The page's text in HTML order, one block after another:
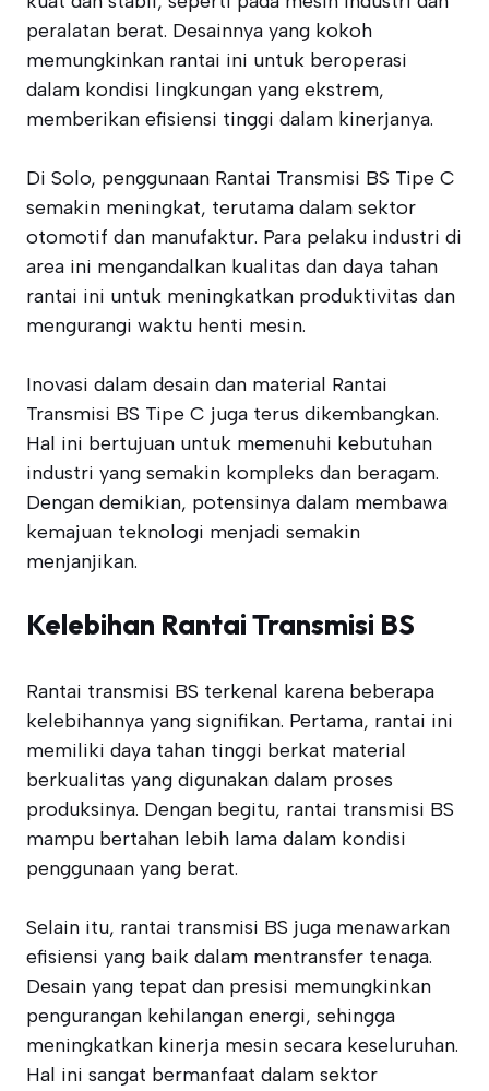
peralatan berat. Desainnya yang kokoh
memungkinkan rantai ini untuk beroperasi
dalam kondisi lingkungan yang ekstrem,
memberikan efisiensi tinggi dalam kinerjanya.
Di Solo, penggunaan Rantai Transmisi BS Tipe C
semakin meningkat, terutama dalam sektor
otomotif dan manufaktur. Para pelaku industri di
area ini mengandalkan kualitas dan daya tahan
rantai ini untuk meningkatkan produktivitas dan
mengurangi waktu henti mesin.
Inovasi dalam desain dan material Rantai
Transmisi BS Tipe C juga terus dikembangkan.
Hal ini bertujuan untuk memenuhi kebutuhan
industri yang semakin kompleks dan beragam.
Dengan demikian, potensinya dalam membawa
kemajuan teknologi menjadi semakin
menjanjikan.
Kelebihan Rantai Transmisi BS
Rantai transmisi BS terkenal karena beberapa
kelebihannya yang signifikan. Pertama, rantai ini
memiliki daya tahan tinggi berkat material
berkualitas yang digunakan dalam proses
produksinya. Dengan begitu, rantai transmisi BS
mampu bertahan lebih lama dalam kondisi
penggunaan yang berat.
Selain itu, rantai transmisi BS juga menawarkan
efisiensi yang baik dalam mentransfer tenaga.
Desain yang tepat dan presisi memungkinkan
pengurangan kehilangan energi, sehingga
meningkatkan kinerja mesin secara keseluruhan.
Hal ini sangat bermanfaat dalam sektor